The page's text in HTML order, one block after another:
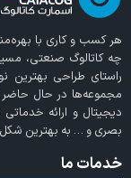
هر کسب و کاری با
چه کاتالوگ صنعتی،
راستای طراحی بهترین
مجموعه‌ها در حال
دیجیتال و ارائه
بصری و … به بهترین شکل
خدمات ما